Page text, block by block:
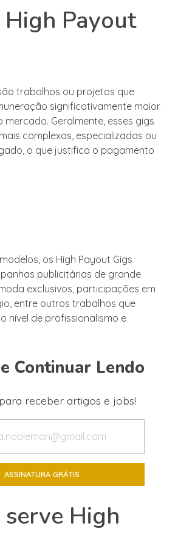
High Payout
trabalhos ou projetos que
significativamente maior
mercado. Geralmente, esses gigs
complexas, especializadas ou
o que justifica o pagamento
os High Payout Gigs
publicitárias de grande
exclusivos, participações em
entre outros trabalhos que
nível de profissionalismo e
Continuar Lendo
receber artigos e jobs!
High